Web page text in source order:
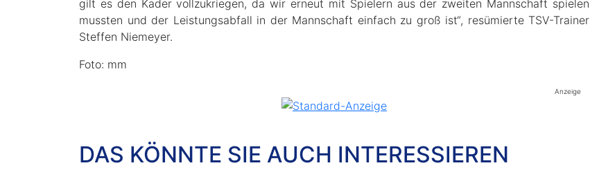
gilt es den Kader vollzukriegen, da wir erneut mit Spielern aus der zweiten Mannschaft spielen
mussten und der Leistungsabfall in der Mannschaft einfach zu groß ist“, resümierte TSV-Trainer
Steffen Niemeyer.
Foto: mm
Anzeige
DAS KÖNNTE SIE AUCH INTERESSIEREN